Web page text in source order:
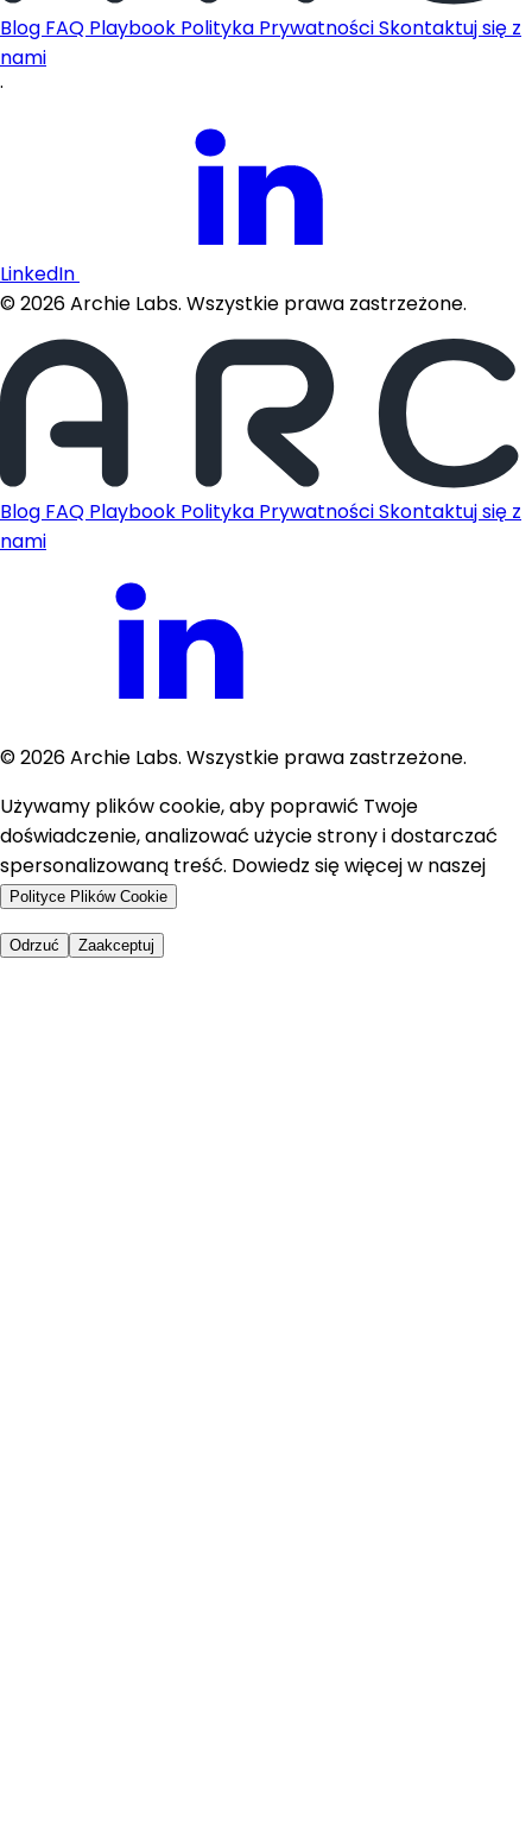
Blog FAQ Playbook Polityka PrywatnościSkontaktuj się z
nami
·
LinkedIn
©2026Archie Labs. Wszystkie prawa zastrzeżone.
Blog FAQ Playbook Polityka PrywatnościSkontaktuj się z
nami
©2026Archie Labs. Wszystkie prawa zastrzeżone.
Używamy plików cookie, aby poprawić Twoje
doświadczenie, analizować użycie strony i dostarczać
spersonalizowaną treść. Dowiedz się więcej w naszej
Polityce Plików Cookie
Odrzuć Zaakceptuj